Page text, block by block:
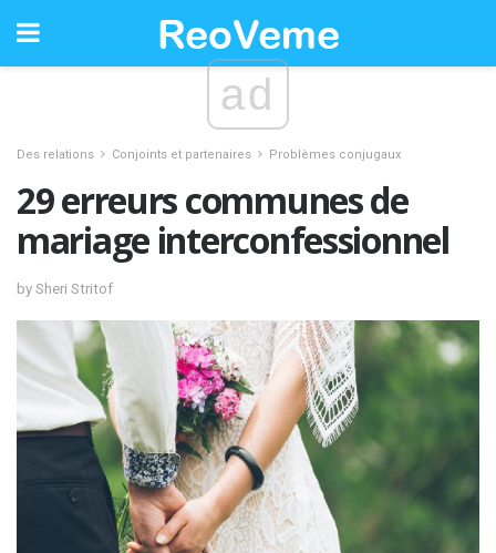
ad
Des relations Conjoints et partenaires Problèmes conjugaux
29 erreurs communes de
mariage interconfessionnel
by Sheri Stritof